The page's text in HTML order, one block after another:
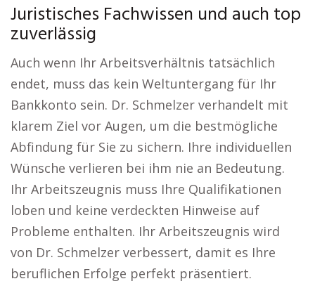
Juristisches Fachwissen und auch top
zuverlässig
Auch wenn Ihr Arbeitsverhältnis tatsächlich
endet, muss das kein Weltuntergang für Ihr
Bankkonto sein. Dr. Schmelzer verhandelt mit
klarem Ziel vor Augen, um die bestmögliche
Abfindung für Sie zu sichern. Ihre individuellen
Wünsche verlieren bei ihm nie an Bedeutung.
Ihr Arbeitszeugnis muss Ihre Qualifikationen
loben und keine verdeckten Hinweise auf
Probleme enthalten. Ihr Arbeitszeugnis wird
von Dr. Schmelzer verbessert, damit es Ihre
beruflichen Erfolge perfekt präsentiert.